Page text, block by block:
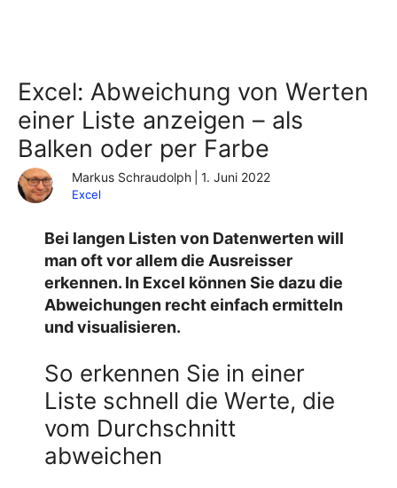
Excel: Abweichung von Werten
einer Liste anzeigen – als
Balken oder per Farbe
Markus Schraudolph 1. Juni 2022
Excel
Bei langen Listen von Datenwerten will
man oft vor allem die Ausreisser
erkennen. In Excel können Sie dazu die
Abweichungen recht einfach ermitteln
und visualisieren.
So erkennen Sie in einer
Liste schnell die Werte, die
vom Durchschnitt
abweichen